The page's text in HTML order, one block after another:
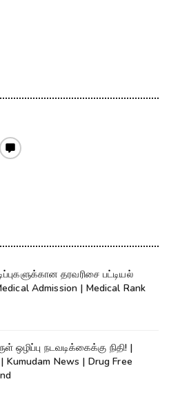
தரவரிசை பட்டியல்
Admission | Medical Rank
ஒழிப்பு நடவடிக்கைக்கு நிதி! |
Kumudam News | Drug Free